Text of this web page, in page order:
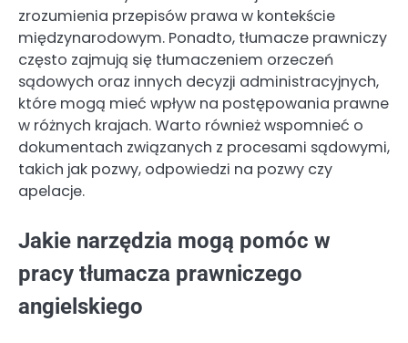
zrozumienia przepisów prawa w kontekście
międzynarodowym. Ponadto, tłumacze prawniczy
często zajmują się tłumaczeniem orzeczeń
sądowych oraz innych decyzji administracyjnych,
które mogą mieć wpływ na postępowania prawne
w różnych krajach. Warto również wspomnieć o
dokumentach związanych z procesami sądowymi,
takich jak pozwy, odpowiedzi na pozwy czy
apelacje.
Jakie narzędzia mogą pomóc w
pracy tłumacza prawniczego
angielskiego